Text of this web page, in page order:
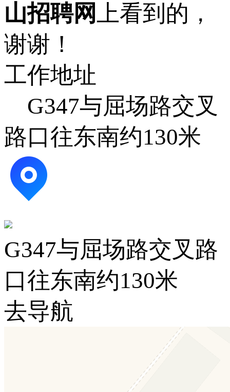
山招聘网上看到的，
谢谢！
工作地址
G347与屈场路交叉
路口往东南约130米
G347与屈场路交叉路
口往东南约130米
去导航